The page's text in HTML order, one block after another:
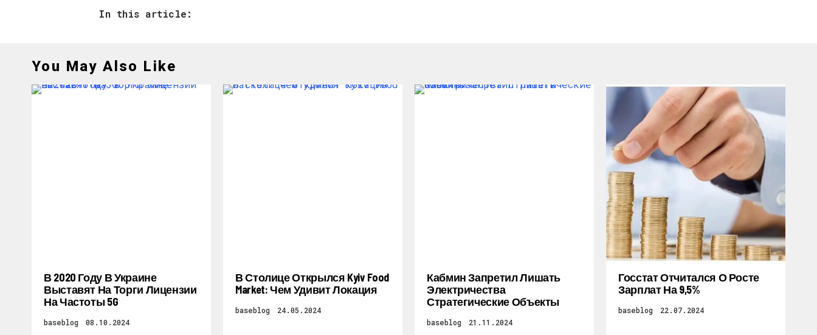
In this article:
You May Also Like
В 2020 Году В Украине
Выставят На Торги Лицензии
На Частоты 5G
baseblog 08.10.2024
В Столице Открылся Kyiv Food
Market: Чем Удивит Локация
baseblog 24.05.2024
Кабмин Запретил Лишать
Электричества
Стратегические Объекты
baseblog 21.11.2024
Госстат Отчитался О Росте
Зарплат На 9,5%
baseblog 22.07.2024